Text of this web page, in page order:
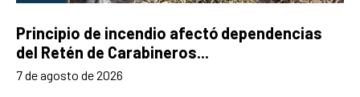
Principio de incendio afectó dependencias
del Retén de Carabineros...
7 de agosto de 2026